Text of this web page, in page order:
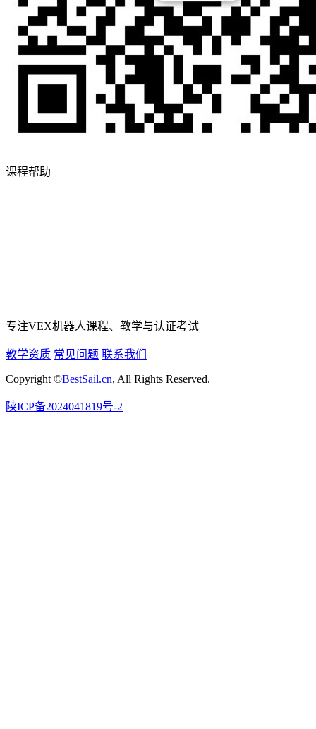
课程帮助
专注VEX机器人课程、教学与认证考试
教学资质 常见问题 联系我们
Copyright ©BestSail.cn, All Rights Reserved.
陕ICP备2024041819号-2